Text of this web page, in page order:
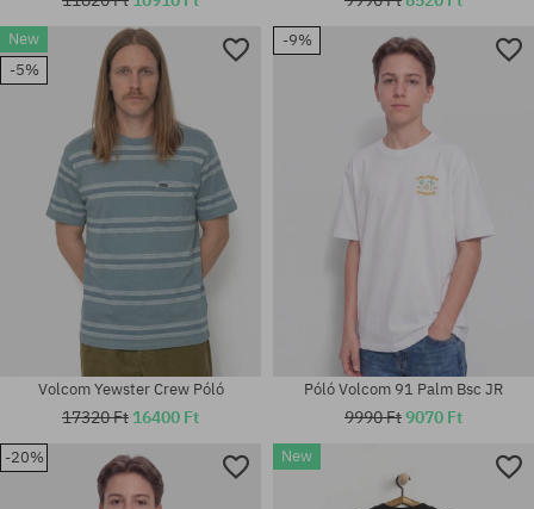
Elérhető méretek:
Elérhető méretek:
Elérhető méretek:
Elérhető méretek:
New
-5%
Volcom Yewster Crew Póló
17320 Ft 16400 Ft
-9%
Póló Volcom 91 Palm Bsc JR
9990 Ft9070 Ft
-20% New